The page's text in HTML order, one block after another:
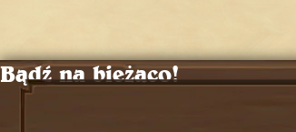
Bądź na bieżąco!